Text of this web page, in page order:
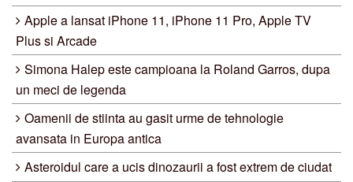
Apple a lansat iPhone 11, iPhone 11 Pro, Apple TV
Plus si Arcade
Simona Halep este campioana la Roland Garros, dupa
un meci de legenda
Oamenii de stiinta au gasit urme de tehnologie
avansata in Europa antica
Asteroidul care a ucis dinozaurii a fost extrem de ciudat